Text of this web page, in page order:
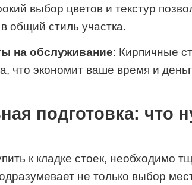
выбор цветов и текстур
общий стиль участка.
на обслуживание: Кирпичные
что экономит ваше время и
подготовка: что
к кладке стоек, необходимо
не только выбор